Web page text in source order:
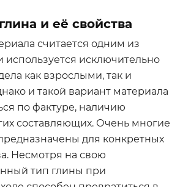
и её свойства
считается одним из
исключительно
как взрослыми, так и
и такой вариант материала
по фактуре, наличию
составляющих. Очень многие
для конкретных
Несмотря на свою
тип глины при